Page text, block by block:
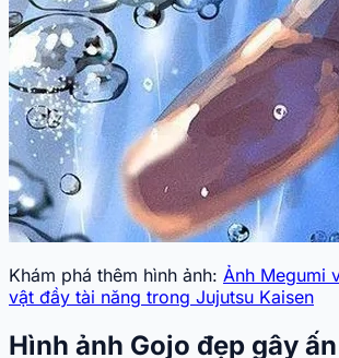
Khám phá thêm hình ảnh: Ảnh Megumi
vật đầy tài năng trong Jujutsu Kaisen
Hình ảnh Gojo đẹp gây